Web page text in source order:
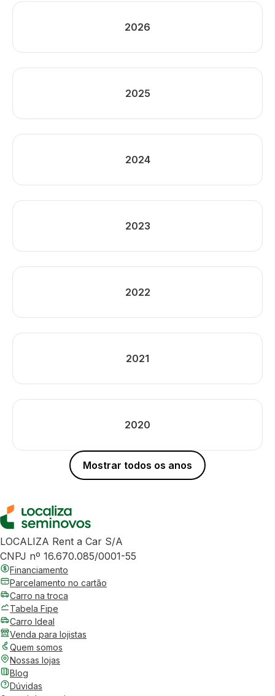
2026
2025
2024
2023
2022
2021
2020
Mostrar todos os anos
LOCALIZA Rent a Car S/A
CNPJ nº 16.670.085/0001-55
Financiamento
Parcelamento no cartão
Carro na troca
Tabela Fipe
Carro Ideal
Venda para lojistas
Quem somos
Nossas lojas
Blog
Dúvidas